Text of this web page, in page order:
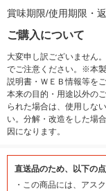
賞味期限/使用期限・
ご購入について
大変申し訳ございません
でご注意ください。※本
説明書・ＷＥＢ情報等を
本来の目的・用途以外の
られた場合は、使用しな
い。分解・改造をした場
因になります。
直送品のため、以下の
・ この商品には、アス